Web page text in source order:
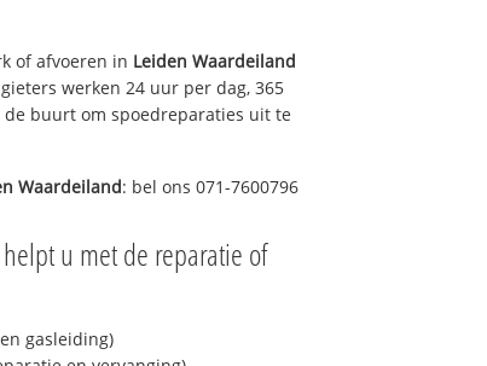
of afvoeren in Leiden Waardeiland
werken 24 uur per dag, 365
buurt om spoedreparaties uit te
Waardeiland: bel ons 071-7600796
helpt u met de reparatie of
gasleiding)